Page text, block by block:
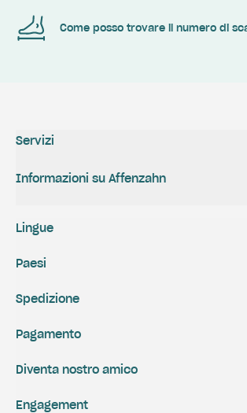
Come posso trovare il numero di
Servizi
Informazioni su Affenzahn
Spedizione
Pagamento
Engagement
Diventa nostro amico
Lingue
Paesi